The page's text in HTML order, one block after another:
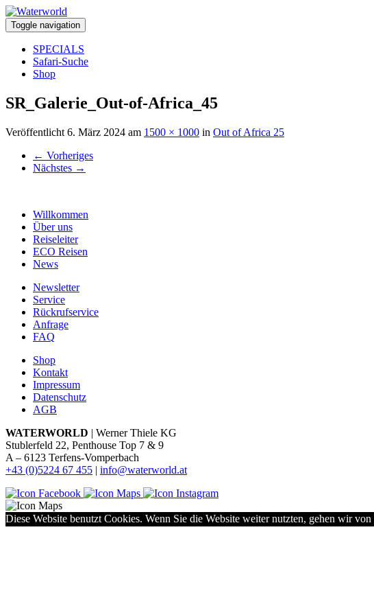
Toggle navigation
SPECIALS
Safari-Suche
Shop
SR_Galerie_Out-of-Africa_45
Veröffentlicht 6. März 2024 am 1500 × 1000 in Out of Africa 25
← Vorheriges
Nächstes →
Willkommen
Über uns
Reiseleiter
ECO Reisen
News
Newsletter
Service
Rückrufservice
Anfrage
FAQ
Shop
Kontakt
Impressum
Datenschutz
AGB
WATERWORLD | Werner Thiele KG
Stublerfeld 22, Penthouse Top 7 & 9
A – 6123 Terfens-Vomperbach
+43 (0)5224 67 455 | info@waterworld.at
Diese Website benutzt Cookies. Wenn Sie die Website weiter nutzten, gehen wir